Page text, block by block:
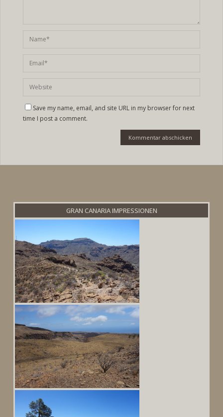
Save my name, email, and site URL in my browser for next
time I post a comment.
GRAN CANARIA IMPRESSIONEN